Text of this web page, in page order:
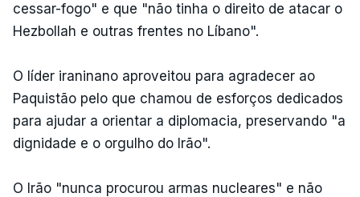
cessar-fogo" e que "não tinha o direito de atacar o
Hezbollah e outras frentes no Líbano".
O líder iraninano aproveitou para agradecer ao
Paquistão pelo que chamou de esforços dedicados
para ajudar a orientar a diplomacia, preservando "a
dignidade e o orgulho do Irão".
O Irão "nunca procurou armas nucleares" e não